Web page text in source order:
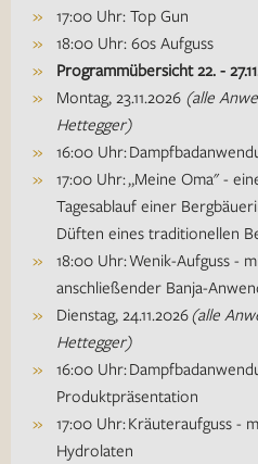
17:00 Uhr: Top Gun
18:00 Uhr: 60s Aufguss
Programmübersicht 22. -
Montag, 23.11.2026 (alle
Hettegger)
16:00 Uhr:
17:00 Uhr: „Meine Oma" -
Tagesablauf einer
Düften eines traditionellen
18:00 Uhr: Wenik-Aufguss -
anschließender Banja-
Dienstag, 24.11.2026(alle
Hettegger)
16:00 Uhr:
Produktpräsentation
17:00 Uhr: Kräuteraufguss -
Hydrolaten